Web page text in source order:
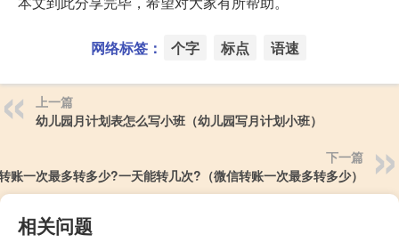
网络标签： 个字 标点 语速
上一篇
幼儿园月计划表怎么写小班（幼儿园写月计划小班）
下一篇
账一次最多转多少?一天能转几次?（微信转账一次最多转多少）
相关问题